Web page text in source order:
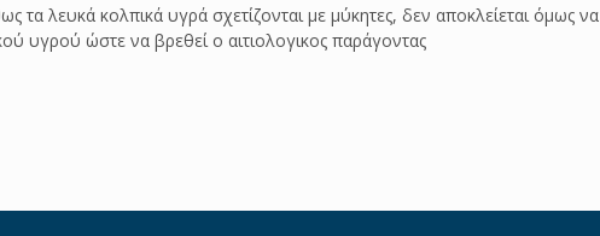
τα λευκά κολπικά υγρά σχετίζονται με μύκητες, δεν αποκλείεται όμως
υγρού ώστε να βρεθεί ο αιτιολογικος παράγοντας